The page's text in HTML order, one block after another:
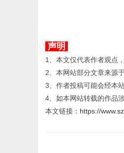
声明
1、本文仅代表作者观点
2、本网站部分文章来源
3、作者投稿可能会经本
4、如本网站转载的作品
本文链接： https://